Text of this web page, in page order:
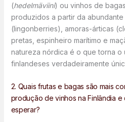
(hedelmäviini) ou vinhos de
produzidos a partir da
(lingonberries), amoras-árticas
pretas, espinheiro marítimo e
natureza nórdica é o que torna o
finlandeses verdadeiramente
2. Quais frutas e bagas são mais
produção de vinhos na Finlândia
esperar?